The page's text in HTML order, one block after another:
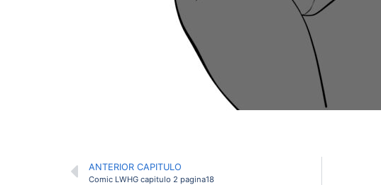
ANTERIOR CAPITULO
Comic LWHG capitulo 2 pagina18